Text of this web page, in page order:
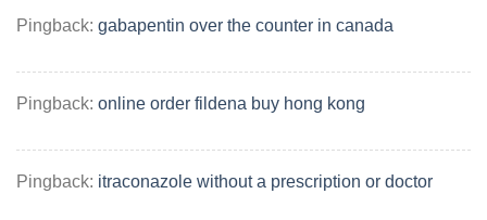
Pingback: gabapentin over the counter in canada
Pingback: online order fildena buy hong kong
Pingback: itraconazole without a prescription or doctor